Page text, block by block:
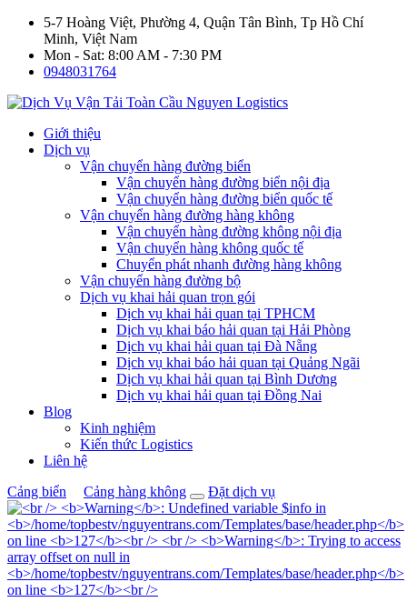
5-7 Hoàng Việt, Phường 4, Quận Tân Bình, Tp Hồ Chí
Minh, Việt Nam
Mon - Sat: 8:00 AM - 7:30 PM
0948031764
Giới thiệu
Dịch vụ
Vận chuyển hàng đường biển
Vận chuyển hàng đường biển nội địa
Vận chuyển hàng đường biển quốc tế
Vận chuyển hàng đường hàng không
Vận chuyển hàng đường không nội địa
Vận chuyển hàng không quốc tế
Chuyển phát nhanh đường hàng không
Vận chuyển hàng đường bộ
Dịch vụ khai hải quan trọn gói
Dịch vụ khai hải quan tại TPHCM
Dịch vụ khai báo hải quan tại Hải Phòng
Dịch vụ khai hải quan tại Đà Nẵng
Dịch vụ khai báo hải quan tại Quảng Ngãi
Dịch vụ khai hải quan tại Bình Dương
Dịch vụ khai hải quan tại Đồng Nai
Blog
Kinh nghiệm
Kiến thức Logistics
Liên hệ
Cảng biển
Cảng hàng không Đặt dịch vụ